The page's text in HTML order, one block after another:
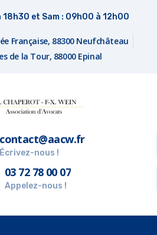
18h30 et Sam : 09h00 à 12h00
Française, 88300 Neufchâteau
de la Tour, 88000 Epinal
contact@aacw.fr
Écrivez-nous !
03 72 78 00 07
Appelez-nous !